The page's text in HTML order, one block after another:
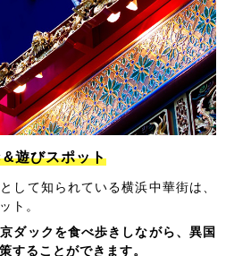
遊びスポット
して知られている横浜中華街は、
ト。
ダックを食べ歩きしながら、異国
することができます。